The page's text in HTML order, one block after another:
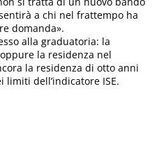
a chi nel frattempo ha
domanda».
alla graduatoria: la
la residenza nel
la residenza di otto anni
dell’indicatore ISE.